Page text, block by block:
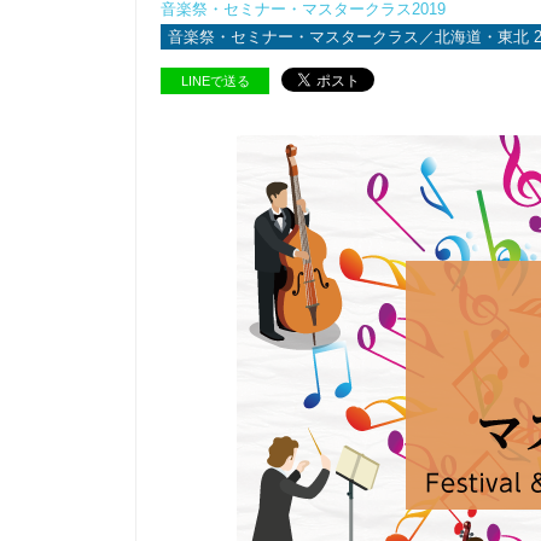
音楽祭・セミナー・マスタークラス2019
音楽祭・セミナー・マスタークラス／北海道・東北
LINEで送る